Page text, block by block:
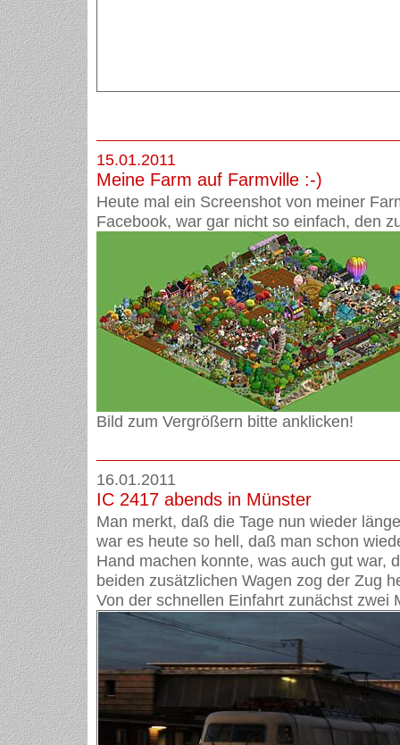
15.01.2011
Meine Farm auf Farmville :-)
Heute mal ein Screenshot von meiner
Facebook, war gar nicht so einfach, den
Bild zum Vergrößern bitte anklicken!
16.01.2011
IC 2417 abends in Münster
Man merkt, daß die Tage nun wieder
war es heute so hell, daß man schon
Hand machen konnte, was auch gut war,
beiden zusätzlichen Wagen zog der Zug
Von der schnellen Einfahrt zunächst zwei